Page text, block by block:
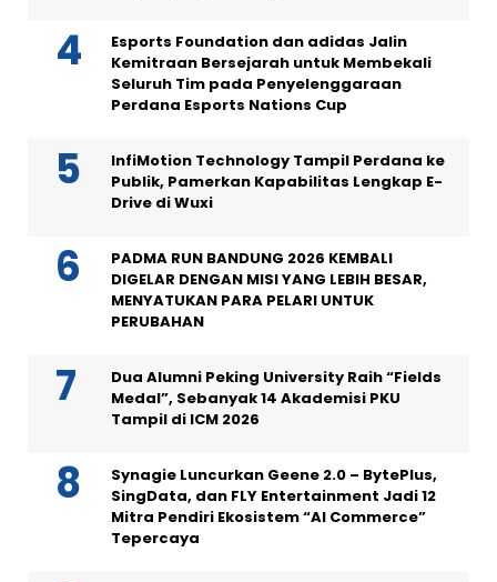
Esports Foundation dan adidas Jalin
Kemitraan Bersejarah untuk Membekali
Seluruh Tim pada Penyelenggaraan
Perdana Esports Nations Cup
InfiMotion Technology Tampil Perdana ke
Publik, Pamerkan Kapabilitas Lengkap E-
Drive di Wuxi
PADMA RUN BANDUNG 2026 KEMBALI
DIGELAR DENGAN MISI YANG LEBIH BESAR,
MENYATUKAN PARA PELARI UNTUK
PERUBAHAN
Dua Alumni Peking University Raih “Fields
Medal”, Sebanyak 14 Akademisi PKU
Tampil di ICM 2026
Synagie Luncurkan Geene 2.0 – BytePlus,
SingData, dan FLY Entertainment Jadi 12
Mitra Pendiri Ekosistem “AI Commerce”
Tepercaya